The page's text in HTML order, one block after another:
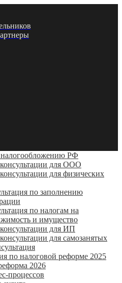
налогообложению РФ
для ООО
для физических
по заполнению
по налогам на
и имущество
для ИП
для самозанятых
по налоговой реформе 2025
2026
процессов